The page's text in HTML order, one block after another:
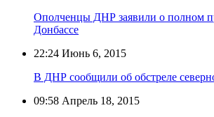
Ополченцы ДНР заявили о полном
Донбассе
22:24 Июнь 6, 2015
В ДНР сообщили об обстреле
09:58 Апрель 18, 2015